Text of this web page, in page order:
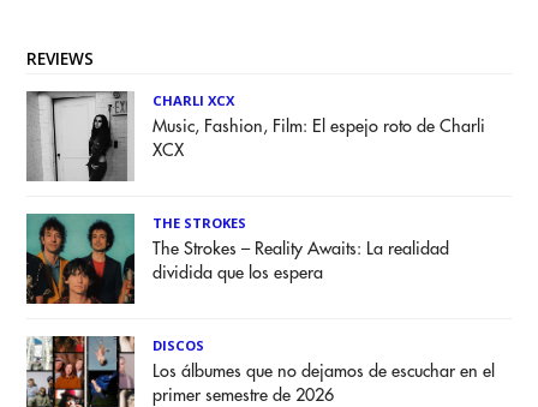
REVIEWS
CHARLI XCX
Music, Fashion, Film: El espejo roto de Charli
XCX
THE STROKES
The Strokes – Reality Awaits: La realidad
dividida que los espera
DISCOS
Los álbumes que no dejamos de escuchar en el
primer semestre de 2026